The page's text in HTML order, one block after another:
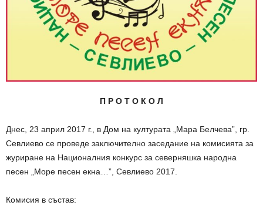
П Р О Т О К О Л
Днес, 23 април 2017 г., в Дом на културата „Мара Белчева”, гр.
Севлиево се проведе заключително заседание на комисията за
журиране на Националния конкурс за северняшка народна
песен „Море песен екна…”, Севлиево 2017.
Комисия в състав: